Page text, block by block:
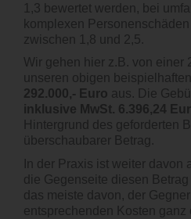
1,3 bewertet werden, bei
komplexen
zwischen 1,8 und 2,5.
Wir gehen hier z.B. von einer
unseren obigen beispielhaften
292.000,- Euro aus. Die
inklusive MwSt. 6.396,24
Hintergrund des geforderten
überschaubarer Betrag.
In der Praxis ist weiter davon
die Gegenseite diesen
das meiste davon, der
entsprechenden Kosten ganz